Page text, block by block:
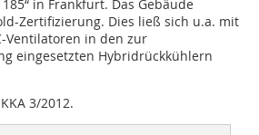
in Frankfurt. Das Gebäude
Zertifizierung. Dies ließ sich u.a. mit
Ventilatoren in den zur
eingesetzten Hybridrückkühlern
3/2012.